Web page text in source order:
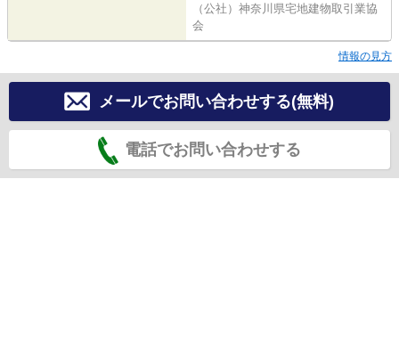
（公社）神奈川県宅地建物取引業協
会
情報の見方
メールでお問い合わせする(無料)
電話でお問い合わせする